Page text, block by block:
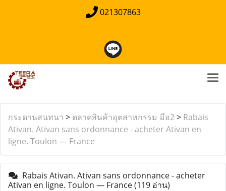
021307863
กระดานสนทนา > ตลาดสินค้าอุตสาหกรรม มือ2> Rabais
Ativan. Ativan sans ordonnance - acheter Ativan en
ligne. Toulon — France
Rabais Ativan. Ativan sans ordonnance - acheter
Ativan en ligne. Toulon — France(119 อ่าน)